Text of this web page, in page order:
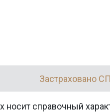
Застраховано
носит справочный